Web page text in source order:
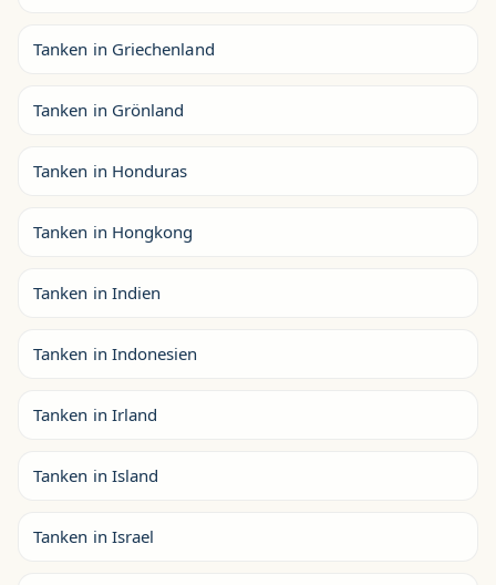
Tanken in Griechenland
Tanken in Grönland
Tanken in Honduras
Tanken in Hongkong
Tanken in Indien
Tanken in Indonesien
Tanken in Irland
Tanken in Island
Tanken in Israel